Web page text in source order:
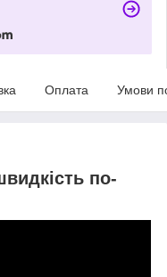
Оплата Умови
по-